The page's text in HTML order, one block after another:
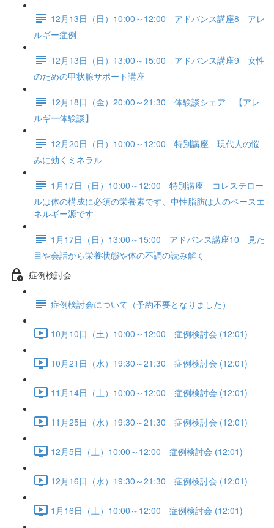
12月13日（日）10:00～12:00 アドバンス講座8 アレ
ルギー症例
12月13日（日）13:00～15:00 アドバンス講座9 女性
のための甲状腺サポート講座
12月18日（金）20:00～21:30 体験談シェア 【アレ
ルギー体験談】
12月20日（日）10:00～12:00 特別講座 現代人の悩
みに効くミネラル
1月17日（日）10:00～12:00 特別講座 コレステロー
ルは体の構成に必須の栄養素です、中性脂肪は人のベースエ
ネルギー源です
1月17日（日）13:00～15:00 アドバンス講座10 見た
目や会話から栄養状態や体の不調の読み解く
症例検討会
症例検討会について（予約不要となりました）
10月10日（土）10:00～12:00 症例検討会 (12:01)
10月21日（水）19:30～21:30 症例検討会 (12:01)
11月14日（土）10:00～12:00 症例検討会 (12:01)
11月25日（水）19:30～21:30 症例検討会 (12:01)
12月5日（土）10:00～12:00 症例検討会 (12:01)
12月16日（水）19:30～21:30 症例検討会 (12:01)
1月16日（土）10:00～12:00 症例検討会 (12:01)